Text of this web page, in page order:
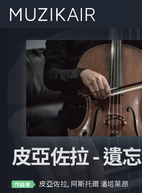
皮亞佐拉 - 遺忘
作曲家 皮亞佐拉, 阿斯托爾 潘塔萊昂